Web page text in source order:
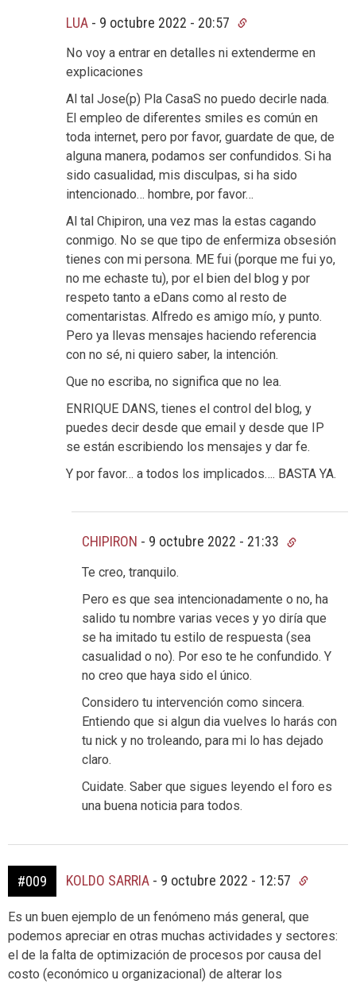
LUA - 9 octubre 2022 - 20:57
No voy a entrar en detalles ni extenderme en
explicaciones
Al tal Jose(p) Pla CasaS no puedo decirle nada.
El empleo de diferentes smiles es común en
toda internet, pero por favor, guardate de que, de
alguna manera, podamos ser confundidos. Si ha
sido casualidad, mis disculpas, si ha sido
intencionado… hombre, por favor…
Al tal Chipiron, una vez mas la estas cagando
conmigo. No se que tipo de enfermiza obsesión
tienes con mi persona. ME fui (porque me fui yo,
no me echaste tu), por el bien del blog y por
respeto tanto a eDans como al resto de
comentaristas. Alfredo es amigo mío, y punto.
Pero ya llevas mensajes haciendo referencia
con no sé, ni quiero saber, la intención.
Que no escriba, no significa que no lea.
ENRIQUE DANS, tienes el control del blog, y
puedes decir desde que email y desde que IP
se están escribiendo los mensajes y dar fe.
Y por favor… a todos los implicados…. BASTA YA.
CHIPIRON - 9 octubre 2022 - 21:33
Te creo, tranquilo.
Pero es que sea intencionadamente o no, ha
salido tu nombre varias veces y yo diría que
se ha imitado tu estilo de respuesta (sea
casualidad o no). Por eso te he confundido. Y
no creo que haya sido el único.
Considero tu intervención como sincera.
Entiendo que si algun dia vuelves lo harás con
tu nick y no troleando, para mi lo has dejado
claro.
Cuidate. Saber que sigues leyendo el foro es
una buena noticia para todos.
#009 KOLDO SARRIA - 9 octubre 2022 - 12:57
Es un buen ejemplo de un fenómeno más general, que
podemos apreciar en otras muchas actividades y sectores:
el de la falta de optimización de procesos por causa del
costo (económico u organizacional) de alterar los